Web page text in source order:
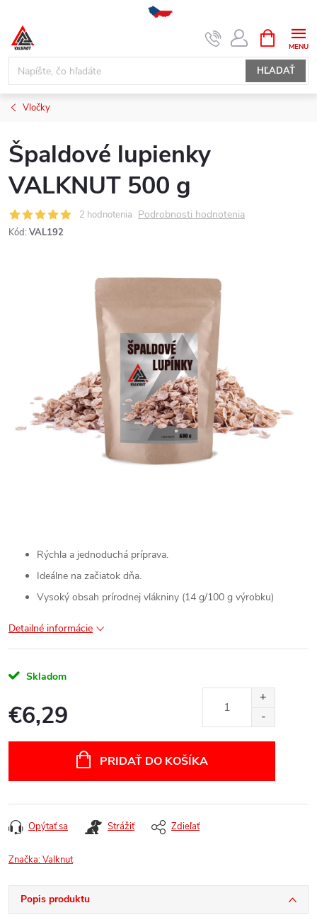
Prejsť
obsah
HĽADAŤ
KOŠÍK
Vločky
Špaldové lupienky
VALKNUT 500 g
2 hodnotenia Podrobnosti hodnotenia
Kód: VAL192
Rýchla a jednoduchá príprava.
Ideálne na začiatok dňa.
Vysoký obsah prírodnej vlákniny (14 g/100 g výrobku)
Detailné informácie
Skladom
€6,29
PRIDAŤ DO KOŠÍKA
Opýtať sa Strážiť Zdieľať
Značka:Valknut
Popis produktu